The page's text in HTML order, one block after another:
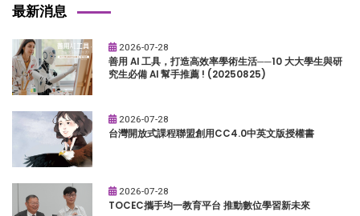
最新消息
2026-07-28
善用 AI 工具，打造高效率學術生活──10 大大學生與研
究生必備 AI 幫手推薦 ! (20250825)
2026-07-28
台灣開放式課程聯盟創用CC4.0中英文版授權書
2026-07-28
TOCEC攜手均一教育平台 推動數位學習新未來